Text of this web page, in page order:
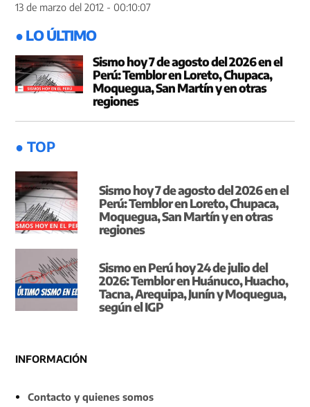
13 de marzo del 2012 - 00:10:07
● LO ÚLTIMO
Sismo hoy 7 de agosto del 2026 en el
Perú: Temblor en Loreto, Chupaca,
Moquegua, San Martín y en otras
regiones
● TOP
Sismo hoy 7 de agosto del 2026 en el
Perú: Temblor en Loreto, Chupaca,
Moquegua, San Martín y en otras
regiones
Sismo en Perú hoy 24 de julio del
2026: Temblor en Huánuco, Huacho,
Tacna, Arequipa, Junín y Moquegua,
según el IGP
INFORMACIÓN
Contacto y quienes somos